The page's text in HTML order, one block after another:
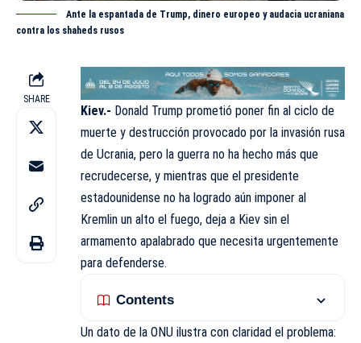
Ante la espantada de Trump, dinero europeo y audacia ucraniana
contra los shaheds rusos
SHARE
Kiev.- Donald Trump prometió poner fin al ciclo de
muerte y destrucción provocado por la invasión rusa
de Ucrania, pero la guerra no ha hecho más que
recrudecerse, y mientras que el presidente
estadounidense no ha logrado aún imponer al
Kremlin un alto el fuego, deja a Kiev sin el
armamento apalabrado que necesita urgentemente
para defenderse.
Contents
Un dato de la ONU ilustra con claridad el problema: